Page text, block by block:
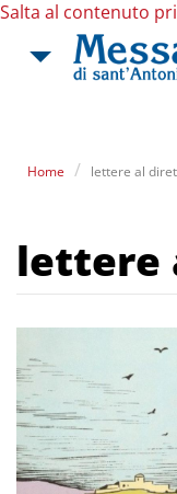
Salta al contenuto
Home lettere al
lettere